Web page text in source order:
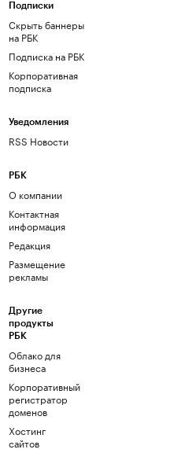
Подписки
Скрыть баннеры
на РБК
Подписка на РБК
Корпоративная
подписка
Уведомления
RSS Новости
РБК
О компании
Контактная
информация
Редакция
Размещение
рекламы
Другие
продукты
РБК
Облако для
бизнеса
Корпоративный
регистратор
доменов
Хостинг
сайтов